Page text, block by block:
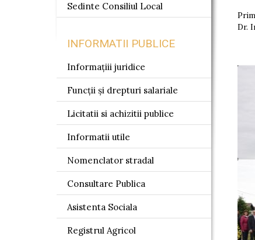
Dr.
Sedinte Consiliul Local
INFORMATII PUBLICE
Informațiii juridice
Funcții și drepturi salariale
Licitatii si achizitii publice
Informatii utile
Nomenclator stradal
Consultare Publica
Asistenta Sociala
Registrul Agricol